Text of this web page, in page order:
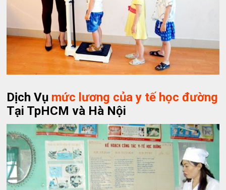
Dịch Vụ mức lương của y tế học đường
Tại TpHCM và Hà Nội